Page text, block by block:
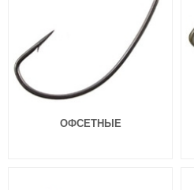
ОФСЕТНЫЕ